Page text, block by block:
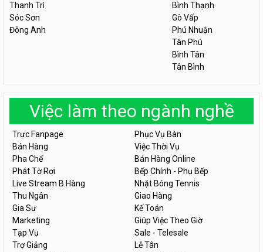
Thanh Trì
Sóc Sơn
Đông Anh
Bình Thạnh
Gò Vấp
Phú Nhuận
Tân Phú
Bình Tân
Tân Bình
Việc làm theo ngành nghề
Trực Fanpage
Phục Vụ Bàn
Bán Hàng
Việc Thời Vụ
Pha Chế
Bán Hàng Online
Phát Tờ Rơi
Bếp Chính - Phụ Bếp
Live Stream B.Hàng
Nhặt Bóng Tennis
Thu Ngân
Giao Hàng
Gia Sư
Kế Toán
Marketing
Giúp Việc Theo Giờ
Tạp Vụ
Sale - Telesale
Trợ Giảng
Lễ Tân